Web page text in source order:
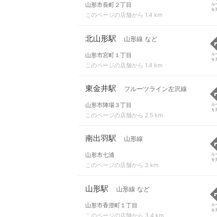
山形市長町２丁目
このページの店舗から 1.4 km
ル
を
北山形駅 山形線 など
山形市宮町１丁目
このページの店舗から 1.4 km
ル
を
東金井駅 フルーツライン左沢線
山形市陣場３丁目
このページの店舗から 2.5 km
ル
を
南出羽駅 山形線
山形市七浦
このページの店舗から 3 km
ル
を
山形駅 山形線 など
山形市香澄町１丁目
このページの店舗から 3.4 km
ル
を